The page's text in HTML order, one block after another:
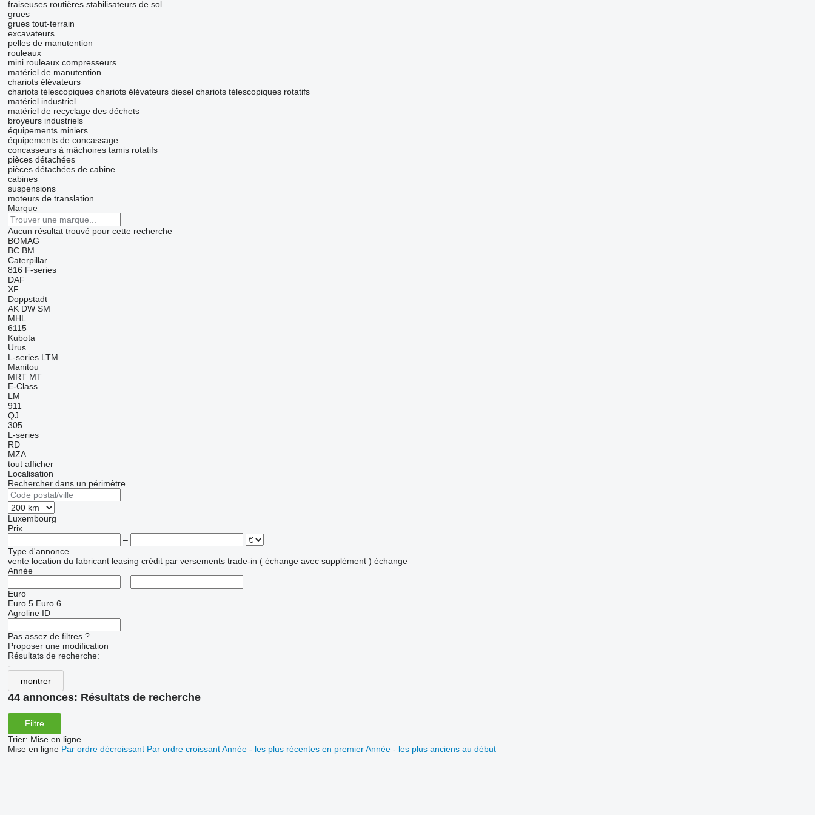
fraiseuses routières stabilisateurs de sol
grues
grues tout-terrain
excavateurs
pelles de manutention
rouleaux
mini rouleaux compresseurs
matériel de manutention
chariots élévateurs
chariots télescopiques chariots élévateurs diesel chariots télescopiques rotatifs
matériel industriel
matériel de recyclage des déchets
broyeurs industriels
équipements miniers
équipements de concassage
concasseurs à mâchoires tamis rotatifs
pièces détachées
pièces détachées de cabine
cabines
suspensions
moteurs de translation
Marque
Aucun résultat trouvé pour cette recherche
BOMAG
BC BM
Caterpillar
816 F-series
DAF
XF
Doppstadt
AK DW SM
MHL
6115
Kubota
Urus
L-series LTM
Manitou
MRT MT
E-Class
LM
911
QJ
305
L-series
RD
MZA
tout afficher
Localisation
Rechercher dans un périmètre
Luxembourg
Prix
–
Type d'annonce
vente location du fabricant leasing crédit par versements trade-in ( échange avec supplément ) échange
Année
–
Euro
Euro 5 Euro 6
Agroline ID
Pas assez de filtres ?
Proposer une modification
Résultats de recherche:
-
montrer
44 annonces: Résultats de recherche
Filtre
Trier: Mise en ligne
Mise en ligne Par ordre décroissant Par ordre croissant Année - les plus récentes en premier Année - les plus anciens au début